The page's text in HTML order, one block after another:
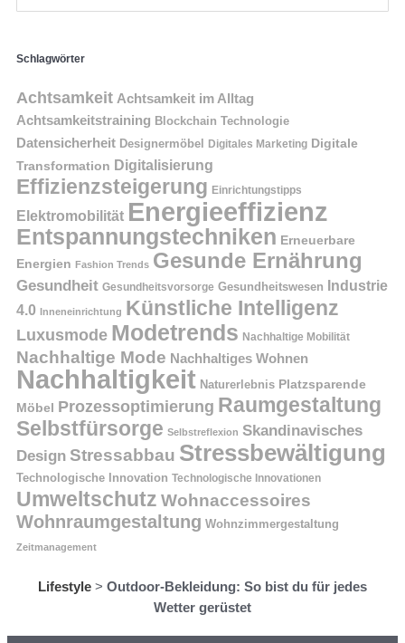
Schlagwörter
Achtsamkeit Achtsamkeit im Alltag
Achtsamkeitstraining Blockchain Technologie
Datensicherheit Designermöbel Digitales Marketing Digitale
Transformation Digitalisierung
Effizienzsteigerung Einrichtungstipps
Elektromobilität Energieeffizienz
Entspannungstechniken Erneuerbare
Energien Fashion Trends Gesunde Ernährung
Gesundheit Gesundheitsvorsorge Gesundheitswesen
Industrie
4.0
Inneneinrichtung Künstliche Intelligenz
Luxusmode Modetrends Nachhaltige Mobilität
Nachhaltige Mode Nachhaltiges Wohnen
Nachhaltigkeit Naturerlebnis Platzsparende
Möbel Prozessoptimierung Raumgestaltung
Selbstfürsorge Selbstreflexion Skandinavisches
Design Stressabbau Stressbewältigung
Technologische Innovation Technologische Innovationen
Umweltschutz Wohnaccessoires
Wohnraumgestaltung Wohnzimmergestaltung
Zeitmanagement
Lifestyle > Outdoor-Bekleidung: So bist du für jedes
Wetter gerüstet